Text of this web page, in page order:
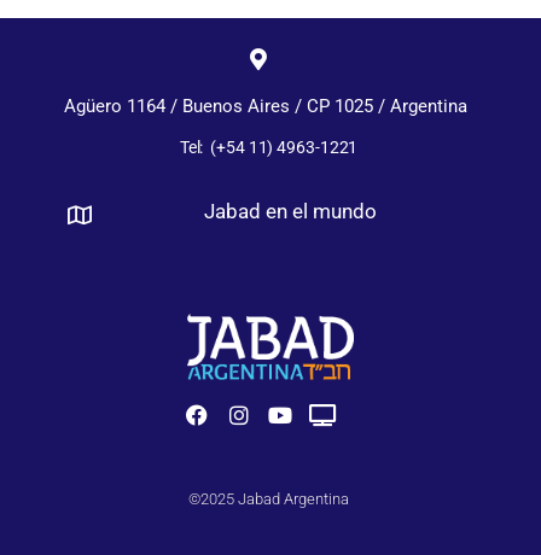
Agüero 1164 / Buenos Aires / CP 1025 / Argentina
Tel: (+54 11) 4963-1221
Jabad en el mundo
©2025 Jabad Argentina